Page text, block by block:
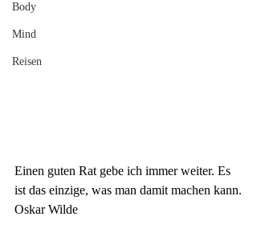
Body
Mind
Reisen
Einen guten Rat gebe ich immer weiter. Es
ist das einzige, was man damit machen kann.
Oskar Wilde